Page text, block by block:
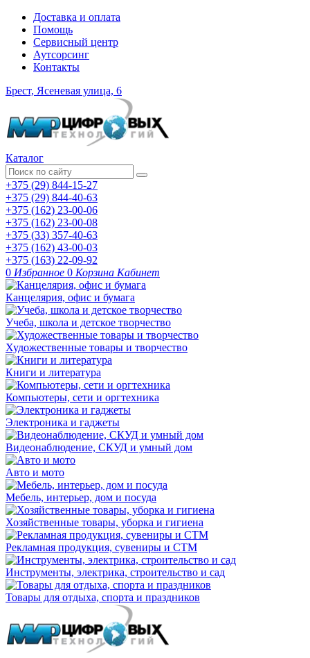
Доставка и оплата
Помощь
Сервисный центр
Аутсорсинг
Контакты
Брест, Ясеневая улица, 6
Каталог
+375 (29) 844-15-27
+375 (29) 844-40-63
+375 (162) 23-00-06
+375 (162) 23-00-08
+375 (33) 357-40-63
+375 (162) 43-00-03
+375 (163) 22-09-92
0 Избранное 0 Корзина Кабинет
Канцелярия, офис и бумага
Учеба, школа и детское творчество
Художественные товары и творчество
Книги и литература
Компьютеры, сети и оргтехника
Электроника и гаджеты
Видеонаблюдение, СКУД и умный дом
Авто и мото
Мебель, интерьер, дом и посуда
Хозяйственные товары, уборка и гигиена
Рекламная продукция, сувениры и СТМ
Инструменты, электрика, строительство и сад
Товары для отдыха, спорта и праздников